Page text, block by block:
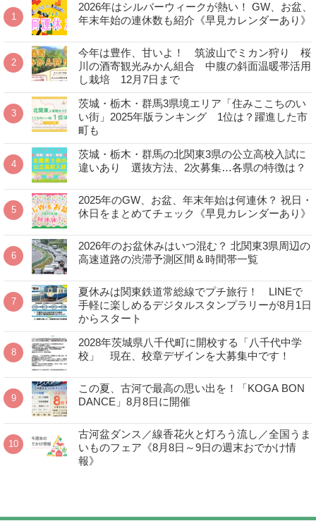
2026年はシルバーウィークが熱い！ GW、お盆、
年末年始の連休数も紹介《早見カレンダーあり》
今年は豊作、甘いよ！ 筑波山でミカン狩り 桜
川の酒寄観光みかん組合 中腹の斜面温暖帯活用
し栽培 12月7日まで
茨城・栃木・群馬3県境エリア「住みここちのい
い街」2025年版ランキング 1位は？躍進した市
町も
茨城・栃木・群馬の北関東3県の公立高校入試に
違いあり 選抜方法、2次募集…各県の特徴は？
2025年のGW、お盆、年末年始は何連休？ 祝日・
休日をまとめてチェック《早見カレンダーあり》
2026年のお盆休みはいつ混む？ 北関東3県周辺の
高速道路の渋滞予測区間＆時間帯一覧
夏休みは関東鉄道常総線でプチ旅行！ LINEで
手軽に楽しめるデジタルスタンプラリーが8月1日
からスタート
2028年茨城県八千代町に開校する「八千代中学
校」 現在、校章デザインを大募集中です！
この夏、古河で最高の思い出を！「KOGA BON
DANCE」8月8日に開催
古河盆ダンス／線香花火と灯ろう流し／全国うま
いものフェア《8月8日～9日の週末おでかけ情
報》